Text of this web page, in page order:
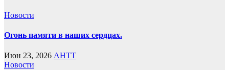
Новости
Огонь памяти в наших сердцах.
Июн 23, 2026 AHTT
Новости